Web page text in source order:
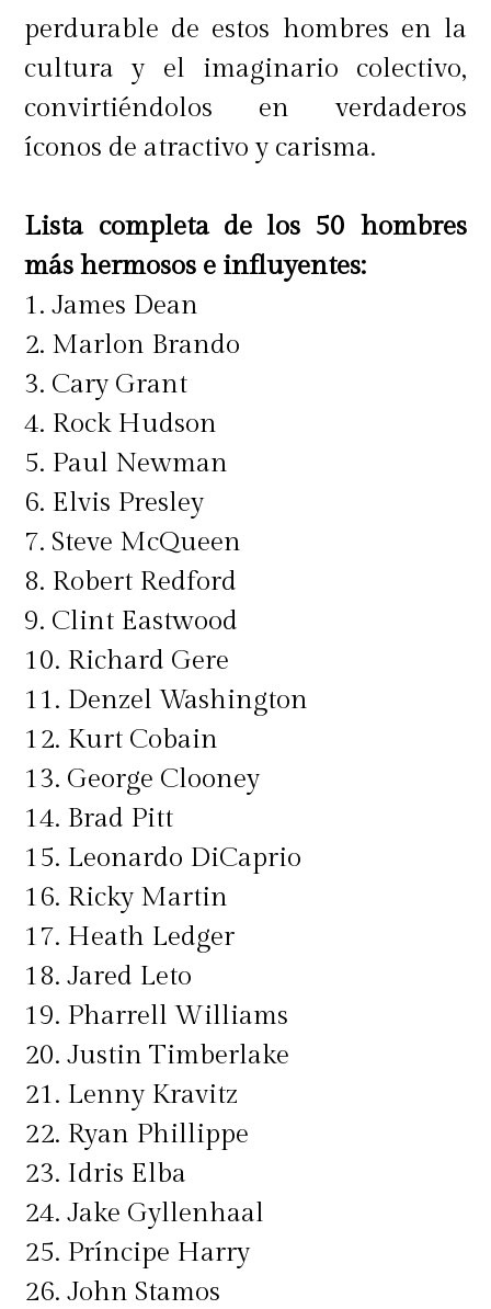
perdurable de estos hombres en la
cultura y el imaginario colectivo,
convirtiéndolos en verdaderos
íconos de atractivo y carisma.
Lista completa de los 50 hombres
más hermosos e influyentes:
1. James Dean
2. Marlon Brando
3. Cary Grant
4. Rock Hudson
5. Paul Newman
6. Elvis Presley
7. Steve McQueen
8. Robert Redford
9. Clint Eastwood
10. Richard Gere
11. Denzel Washington
12. Kurt Cobain
13. George Clooney
14. Brad Pitt
15. Leonardo DiCaprio
16. Ricky Martin
17. Heath Ledger
18. Jared Leto
19. Pharrell Williams
20. Justin Timberlake
21. Lenny Kravitz
22. Ryan Phillippe
23. Idris Elba
24. Jake Gyllenhaal
25. Príncipe Harry
26. John Stamos